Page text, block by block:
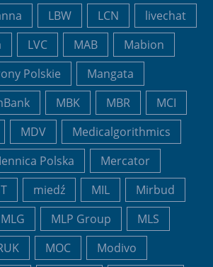
LBW LCN
livechat
LVC MAB
Mabion
Polskie
Mangata
MBK MBR
MCI
MDV
Medicalgorithmics
Polska
Mercator
miedź MIL
Mirbud
MLG MLP Group
MLS
MOC
Modivo